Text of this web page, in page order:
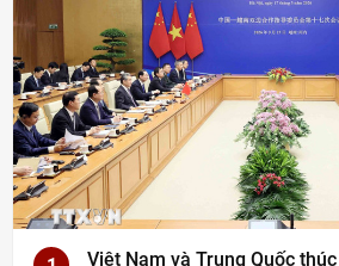
Việt Nam và Trung Quốc